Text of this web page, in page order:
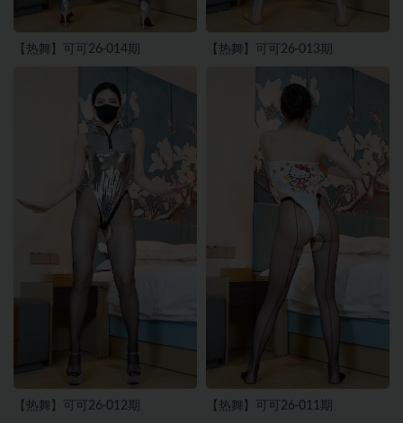
【热舞】可可26-014期 【热舞】可可26-013期
【热舞】可可26-012期 【热舞】可可26-011期